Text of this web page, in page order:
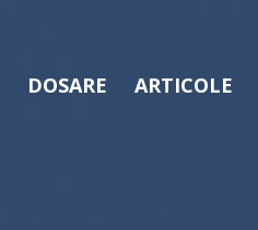
DOSARE ARTICOLE